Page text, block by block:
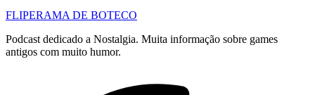
FLIPERAMA DE BOTECO
Podcast dedicado a Nostalgia. Muita informação sobre games
antigos com muito humor.